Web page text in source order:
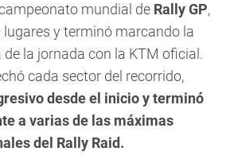
mundial de Rally GP,
y terminó marcando la
la jornada con la KTM oficial.
cada sector del recorrido,
desde el inicio y terminó
a varias de las máximas
del Rally Raid.